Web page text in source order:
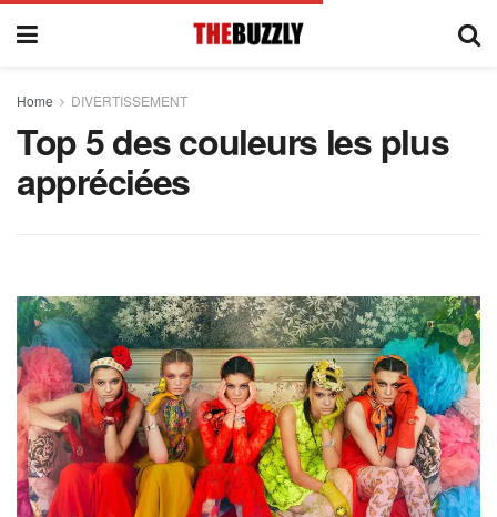
Home DIVERTISSEMENT
Top 5 des couleurs les plus
appréciées